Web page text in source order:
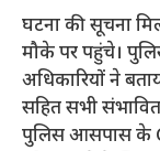
घटना की सूचना
मौके पर पहुंचे।
अधिकारियों ने
सहित सभी
पुलिस आसपास के